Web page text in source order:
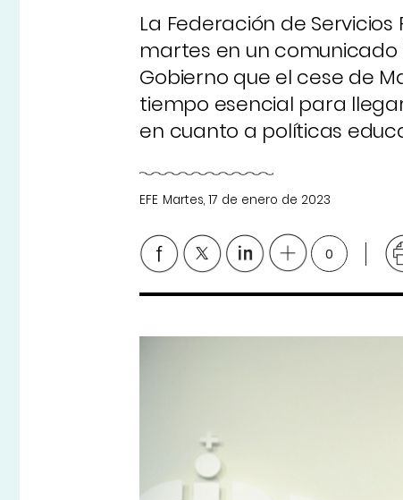
La Federación de
martes en un
Gobierno que el cese de
tiempo esencial para
en cuanto a políticas
EFE Martes, 17 de enero de 2023
0